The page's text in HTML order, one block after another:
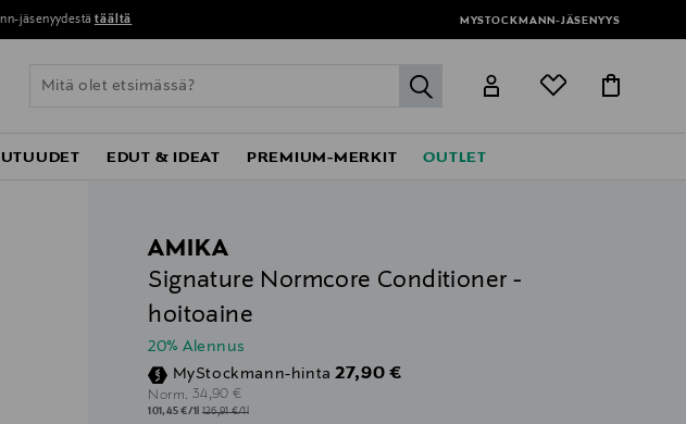
jäsenyydestä täältä MYSTOCKMANN-JÄSENYYS
label.header.go
EDUT & IDEAT PREMIUM-MERKIT OUTLET
AMIKA
Signature Normcore Conditioner -
hoitoaine
20% Alennus
MyStockmann-hinta Discounted Price
27,90 €
Norm. Original Price
34,90 €
101,45 €/1l 126,91 €/1l